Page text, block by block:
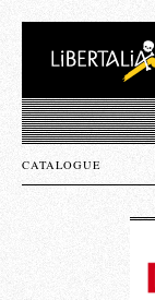
CATALOGUE